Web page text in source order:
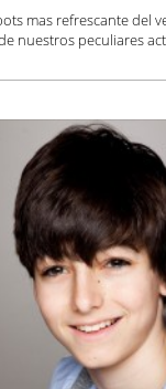
mas refrescante del
nuestros peculiares